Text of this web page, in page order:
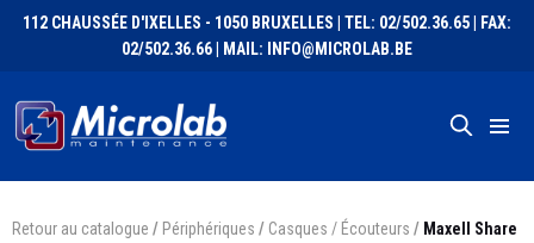
112 CHAUSSÉE D'IXELLES - 1050 BRUXELLES | TEL: 02/502.36.65 | FAX:
02/502.36.66 | MAIL: INFO@MICROLAB.BE
Retour au catalogue / Périphériques / Casques / Écouteurs / Maxell Share